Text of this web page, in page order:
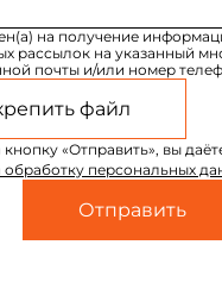
на получение
рассылок на указанный
почты и/или номер
файл
«Отправить», вы
обработку персональных